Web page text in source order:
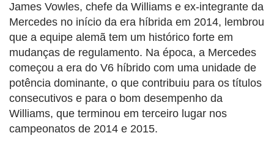
James Vowles, chefe da Williams e ex-integrante da
Mercedes no início da era híbrida em 2014, lembrou
que a equipe alemã tem um histórico forte em
mudanças de regulamento. Na época, a Mercedes
começou a era do V6 híbrido com uma unidade de
potência dominante, o que contribuiu para os títulos
consecutivos e para o bom desempenho da
Williams, que terminou em terceiro lugar nos
campeonatos de 2014 e 2015.